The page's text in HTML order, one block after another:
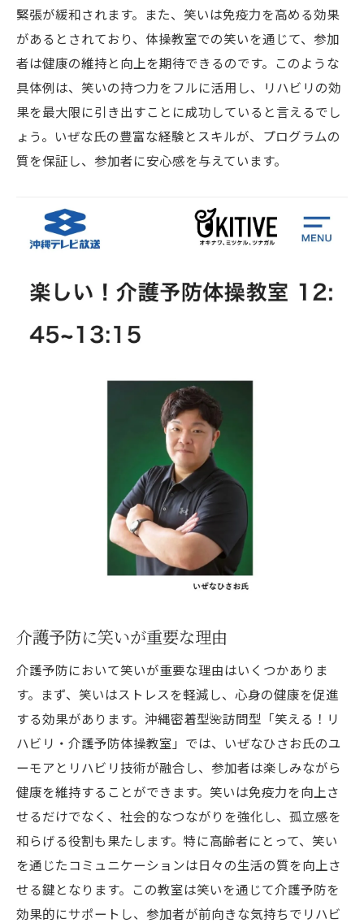
緊張が緩和されます。また、笑いは免疫力を高める効果
があるとされており、体操教室での笑いを通じて、参加
者は健康の維持と向上を期待できるのです。このような
具体例は、笑いの持つ力をフルに活用し、リハビリの効
果を最大限に引き出すことに成功していると言えるでし
ょう。いぜな氏の豊富な経験とスキルが、プログラムの
質を保証し、参加者に安心感を与えています。
介護予防に笑いが重要な理由
介護予防において笑いが重要な理由はいくつかありま
す。まず、笑いはストレスを軽減し、心身の健康を促進
する効果があります。沖縄密着型🌺訪問型「笑える！リ
ハビリ・介護予防体操教室」では、いぜなひさお氏のユ
ーモアとリハビリ技術が融合し、参加者は楽しみながら
健康を維持することができます。笑いは免疫力を向上さ
せるだけでなく、社会的なつながりを強化し、孤立感を
和らげる役割も果たします。特に高齢者にとって、笑い
を通じたコミュニケーションは日々の生活の質を向上さ
せる鍵となります。この教室は笑いを通じて介護予防を
効果的にサポートし、参加者が前向きな気持ちでリハビ